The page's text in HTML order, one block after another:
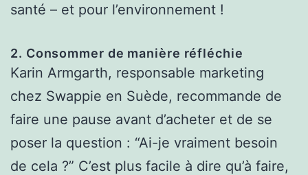
santé – et pour l’environnement !
2. Consommer de manière réfléchie
Karin Armgarth, responsable marketing
chez Swappie en Suède, recommande de
faire une pause avant d’acheter et de se
poser la question : “Ai-je vraiment besoin
de cela ?” C’est plus facile à dire qu’à faire,